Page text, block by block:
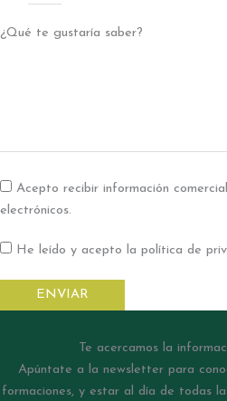
¿Qué te gustaría saber?
Acepto recibir información
electrónicos.
He leído y acepto la política de
ENVIAR
Te acercamos la
Apúntate a la newsletter para
formaciones, y estar al día de todas